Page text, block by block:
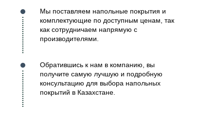
Мы поставляем напольные покрытия и
комплектующие по доступным ценам, так
как сотрудничаем напрямую с
производителями.
Обратившись к нам в компанию, вы
получите самую лучшую и подробную
консультацию для выбора напольных
покрытий в Казахстане.